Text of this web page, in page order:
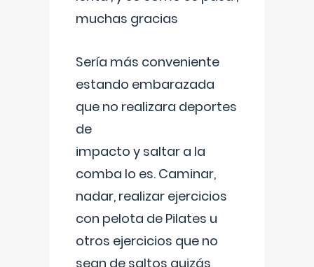
muchas gracias
Sería más conveniente
estando embarazada
que no realizara deportes
de
impacto y saltar a la
comba lo es. Caminar,
nadar, realizar ejercicios
con pelota de Pilates u
otros ejercicios que no
sean de saltos quizás